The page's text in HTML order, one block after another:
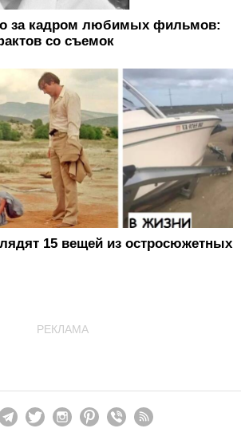
за кадром любимых фильмов:
со съемок
15 вещей из остросюжетных
РЕКЛАМА